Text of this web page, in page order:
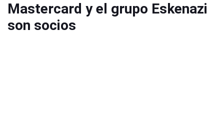
Mastercard y el grupo Eskenazi
son socios